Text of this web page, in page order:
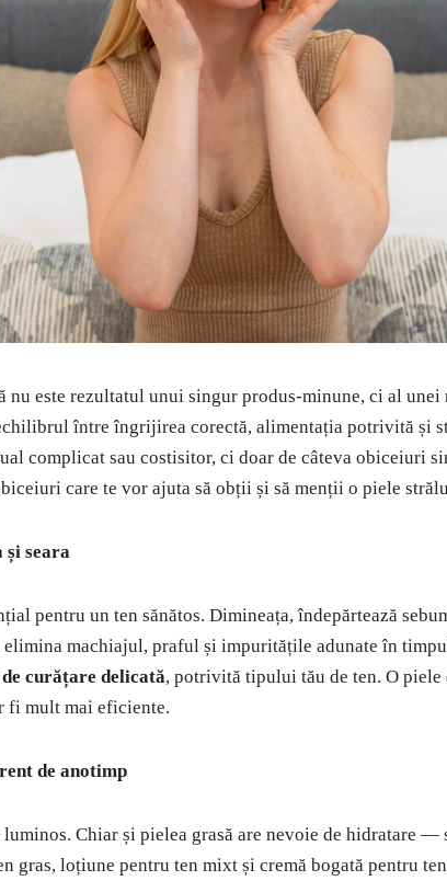
nu este rezultatul unui singur produs-minune, ci al
între îngrijirea corectă, alimentația potrivită și
complicat sau costisitor, ci doar de câteva obiceiuri
care te vor ajuta să obții și să menții o piele
seara
pentru un ten sănătos. Dimineața, îndepărtează
elimina machiajul, praful și impuritățile adunate în
de curățare delicată, potrivită tipului tău de ten. O
fi mult mai eficiente.
de anotimp
Chiar și pielea grasă are nevoie de hidratare —
gras, loțiune pentru ten mixt și cremă bogată pentru